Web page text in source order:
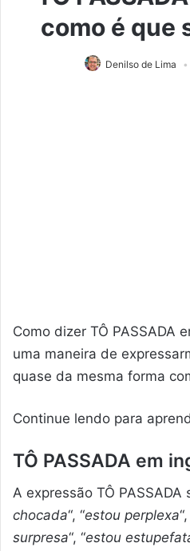
como é que
Denilso de Lima
Como dizer TÔ PASSADA
uma maneira de
quase da mesma forma
Continue lendo para
TÔ PASSADA em
A expressão TÔ PASSADA
chocada“, “estou perplexa
surpresa“, “estou